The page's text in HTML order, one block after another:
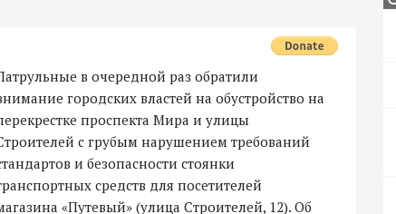
в очередной раз обратили
городских властей на обустройство на
проспекта Мира и улицы
с грубым нарушением требований
и безопасности стоянки
средств для посетителей
«Путевый» (улица Строителей, 12). Об